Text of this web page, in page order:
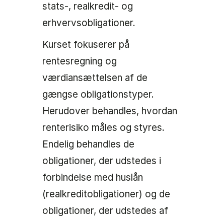
stats-, realkredit- og
erhvervsobligationer.
Kurset fokuserer på
rentesregning og
værdiansættelsen af de
gængse obligationstyper.
Herudover behandles, hvordan
renterisiko måles og styres.
Endelig behandles de
obligationer, der udstedes i
forbindelse med huslån
(realkreditobligationer) og de
obligationer, der udstedes af